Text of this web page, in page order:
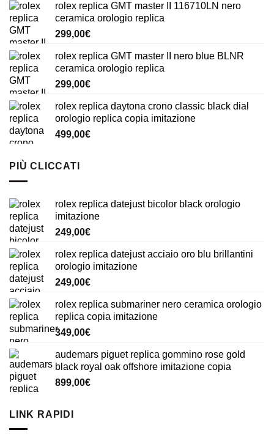
rolex replica GMT master II 116710LN nero
ceramica orologio replica
299,00€
rolex replica GMT master II nero blue BLNR
ceramica orologio replica
299,00€
rolex replica daytona crono classic black dial
orologio replica copia imitazione
499,00€
PIÙ CLICCATI
rolex replica datejust bicolor black orologio
imitazione
249,00€
rolex replica datejust acciaio oro blu brillantini
orologio imitazione
249,00€
rolex replica submariner nero ceramica orologio
replica copia imitazione
349,00€
audemars piguet replica gommino rose gold
black royal oak offshore imitazione copia
899,00€
LINK RAPIDI